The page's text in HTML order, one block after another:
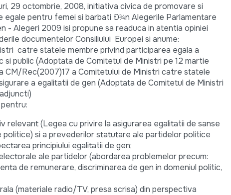
29 octombrie, 2008, initiativa civica de promovare si
egale pentru femei si barbati Ð¾n Alegerile Parlamentare
- Alegeri 2009 isi propune sa readuca in atentia opiniei
documentelor Consiliului Europei si anume:
catre statele membre privind participarea egala a
public (Adoptata de Comitetul de Ministri pe 12 martie
CM/Rec(2007)17 a Comitetului de Ministri catre statele
a egalitatii de gen (Adoptata de Comitetul de Ministri
relevant (Legea cu privire la asigurarea egalitatii de sanse
si a prevederilor statutare ale partidelor politice
principiului egalitatii de gen;
ale partidelor (abordarea problemelor precum:
de remunerare, discriminarea de gen in domeniul politic,
(materiale radio/TV, presa scrisa) din perspectiva